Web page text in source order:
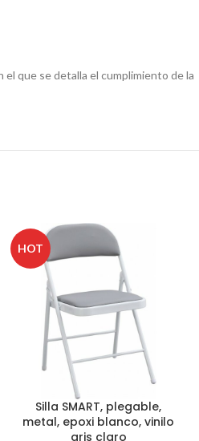
que se detalla el cumplimiento de la
HOT
Silla SMART, plegable,
metal, epoxi blanco, vinilo
gris claro